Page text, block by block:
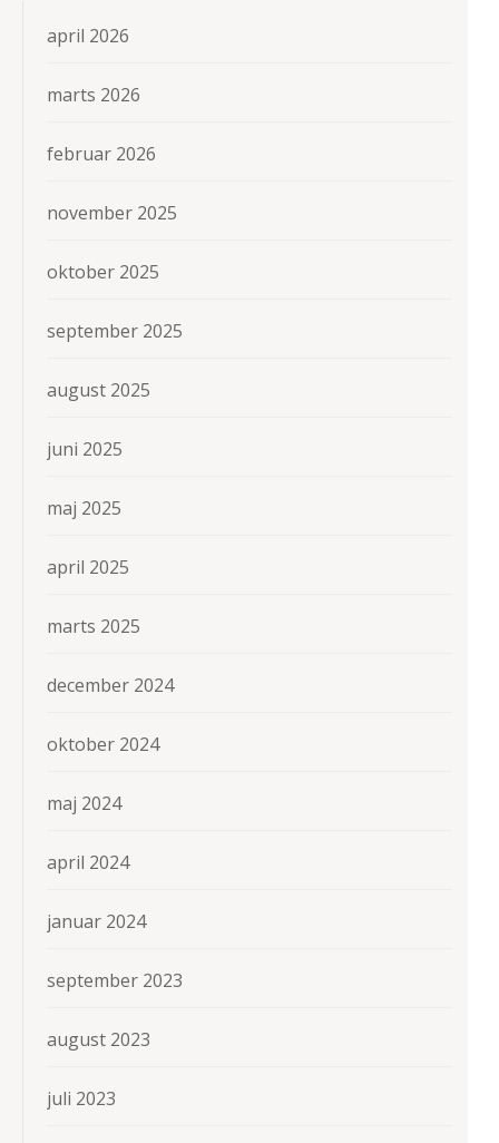
april 2026
marts 2026
februar 2026
november 2025
oktober 2025
september 2025
august 2025
juni 2025
maj 2025
april 2025
marts 2025
december 2024
oktober 2024
maj 2024
april 2024
januar 2024
september 2023
august 2023
juli 2023